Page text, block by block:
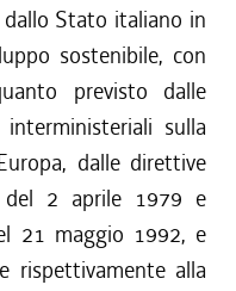
Stato italiano in
sostenibile, con
previsto dalle
sulla
dalle direttive
del 2 aprile 1979 e
21 maggio 1992, e
rispettivamente alla